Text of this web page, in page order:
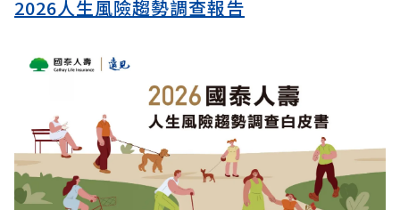
2026人生風險趨勢調查報告